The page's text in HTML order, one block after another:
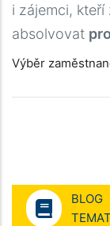
i zájemci,
absolvovat
Výběr
BLOG